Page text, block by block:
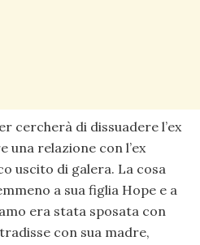
cercherà di dissuadere l’ex
una relazione con l’ex
uscito di galera. La cosa
a sua figlia Hope e a
era stata sposata con
con sua madre,